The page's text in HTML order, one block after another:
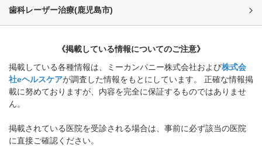
歯科レーザー治療(鹿児島市)
《掲載している情報についてのご注意》
掲載している各種情報は、ミーカンパニー株式会社および株式会
社eヘルスケアが調査した情報をもとにしています。 正確な情報掲
載に努めておりますが、内容を完全に保証するものではありませ
ん。
掲載されている医院を受診される場合は、事前に必ず該当の医院
に直接ご確認ください。